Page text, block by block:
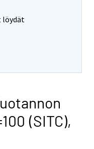
löydät
(SITC),